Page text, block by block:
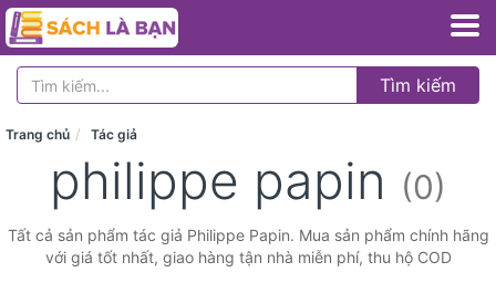
Tìm kiếm
Trang chủ Tác giả
philippe papin (0)
Tất cả sản phẩm tác giả Philippe Papin. Mua sản phẩm chính hãng
với giá tốt nhất, giao hàng tận nhà miễn phí, thu hộ COD